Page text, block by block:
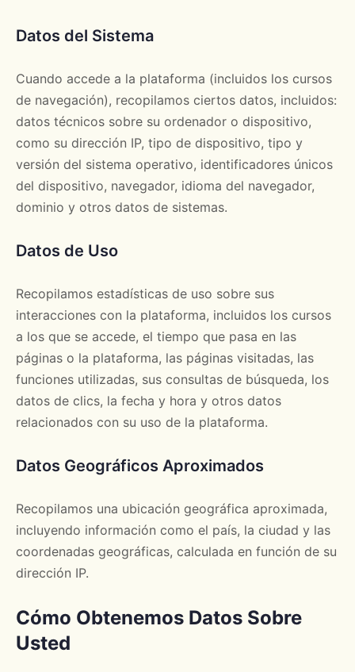
Datos del Sistema
Cuando accede a la plataforma (incluidos los cursos
de navegación), recopilamos ciertos datos, incluidos:
datos técnicos sobre su ordenador o dispositivo,
como su dirección IP, tipo de dispositivo, tipo y
versión del sistema operativo, identificadores únicos
del dispositivo, navegador, idioma del navegador,
dominio y otros datos de sistemas.
Datos de Uso
Recopilamos estadísticas de uso sobre sus
interacciones con la plataforma, incluidos los cursos
a los que se accede, el tiempo que pasa en las
páginas o la plataforma, las páginas visitadas, las
funciones utilizadas, sus consultas de búsqueda, los
datos de clics, la fecha y hora y otros datos
relacionados con su uso de la plataforma.
Datos Geográficos Aproximados
Recopilamos una ubicación geográfica aproximada,
incluyendo información como el país, la ciudad y las
coordenadas geográficas, calculada en función de su
dirección IP.
Cómo Obtenemos Datos Sobre
Usted